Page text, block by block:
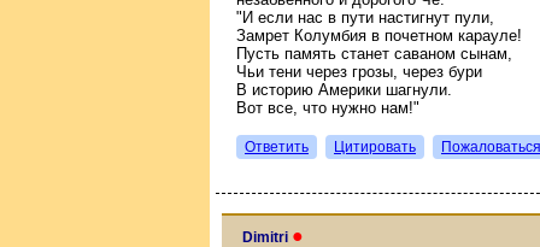
"И если нас в пути настигнут пули,
Замрет Колумбия в почетном карауле!
Пусть память станет саваном сынам,
Чьи тени через грозы, через бури
В историю Америки шагнули.
Вот все, что нужно нам!"
Ответить Цитировать Пожаловаться
Dimitri ●